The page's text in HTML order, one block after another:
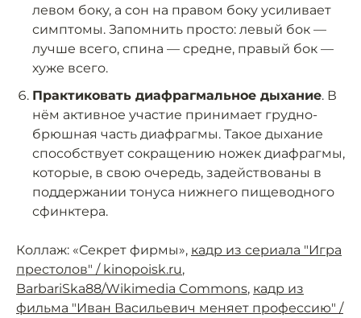
левом боку, а сон на правом боку усиливает
симптомы. Запомнить просто: левый бок —
лучше всего, спина — средне, правый бок —
хуже всего.
Практиковать диафрагмальное дыхание. В
нём активное участие принимает грудно-
брюшная часть диафрагмы. Такое дыхание
способствует сокращению ножек диафрагмы,
которые, в свою очередь, задействованы в
поддержании тонуса нижнего пищеводного
сфинктера.
Коллаж: «Секрет фирмы», кадр из сериала "Игра
престолов" / kinopoisk.ru,
BarbariSka88/Wikimedia Commons, кадр из
фильма "Иван Васильевич меняет профессию" /